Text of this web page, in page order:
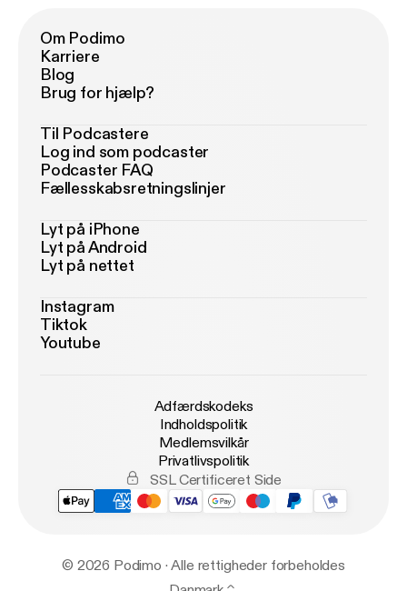
Om Podimo
Karriere
Blog
Brug for hjælp?
Til Podcastere
Log ind som podcaster
Podcaster FAQ
Fællesskabsretningslinjer
Lyt på iPhone
Lyt på Android
Lyt på nettet
Instagram
Tiktok
Youtube
Adfærdskodeks
Indholdspolitik
Medlemsvilkår
Privatlivspolitik
SSL Certificeret Side
© 2026 Podimo · Alle rettigheder forbeholdes